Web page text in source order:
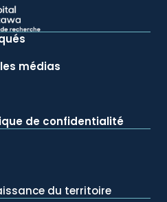
médias
de confidentialité
du territoire